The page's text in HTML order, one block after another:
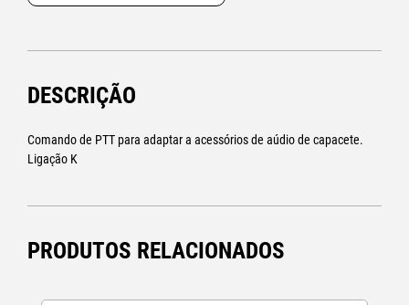
DESCRIÇÃO
Comando de PTT para adaptar a acessórios de aúdio de capacete.
Ligação K
PRODUTOS RELACIONADOS